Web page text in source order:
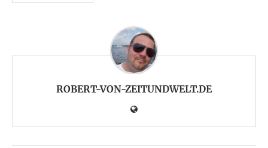
ROBERT-VON-ZEITUNDWELT.DE